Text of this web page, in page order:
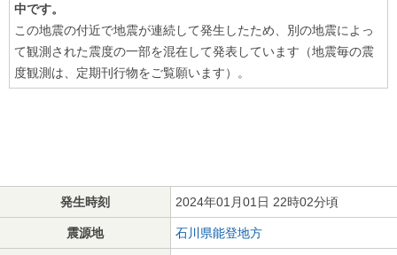
中です。
この地震の付近で地震が連続して発生したため、別の地震によっ
て観測された震度の一部を混在して発表しています（地震毎の震
度観測は、定期刊行物をご覧願います）。
発生時刻 2024年01月01日 22時02分頃
震源地 石川県能登地方